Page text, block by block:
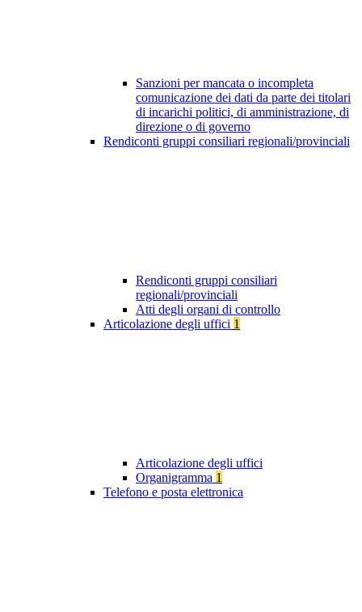
Sanzioni per mancata o incompleta
comunicazione dei dati da parte dei titolari
di incarichi politici, di amministrazione, di
direzione o di governo
Rendiconti gruppi consiliari regionali/provinciali
Rendiconti gruppi consiliari
regionali/provinciali
Atti degli organi di controllo
Articolazione degli uffici 1
Articolazione degli uffici
Organigramma 1
Telefono e posta elettronica